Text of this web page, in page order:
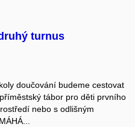
turnus
doučování budeme cestovat
tábor pro děti prvního
nebo s odlišným